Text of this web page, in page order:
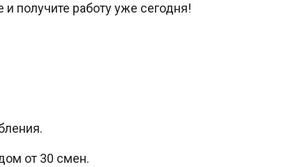
получите работу уже сегодня!
от 30 смен.